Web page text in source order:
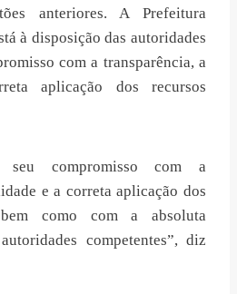
anteriores. A Prefeitura
à disposição das autoridades
com a transparência, a
aplicação dos recursos
seu compromisso com a
e a correta aplicação dos
como com a absoluta
competentes”, diz